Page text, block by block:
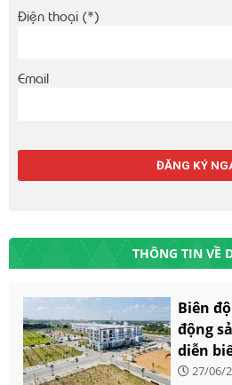
Điện thoại (*)
Email
THÔNG TIN VỀ
Biên
động
diễn
27/06/